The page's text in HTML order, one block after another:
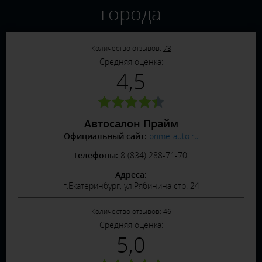
города
Количество отзывов: 73
Средняя оценка:
4,5
Автосалон Прайм
Официальный сайт: prime-auto.ru
Телефоны: 8 (834) 288-71-70.
Адреса:
г.Екатеринбург, ул.Рябинина стр. 24
Количество отзывов: 46
Средняя оценка:
5,0